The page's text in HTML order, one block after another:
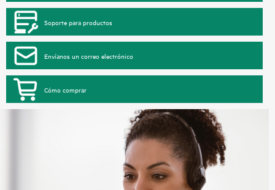
Soporte para productos
Envíanos un correo electrónico
Cómo comprar